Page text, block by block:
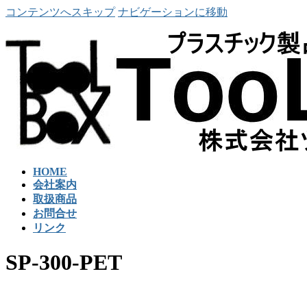
コンテンツへスキップ ナビゲーションに移動
HOME
会社案内
取扱商品
お問合せ
リンク
SP-300-PET